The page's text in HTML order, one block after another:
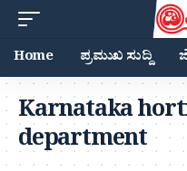
Home ಪ್ರಮುಖ ಸುದ್ದಿ
Karnataka
department